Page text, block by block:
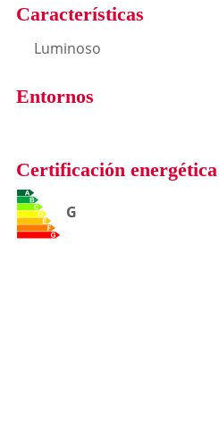
Características
Luminoso
Entornos
Certificación energética
G